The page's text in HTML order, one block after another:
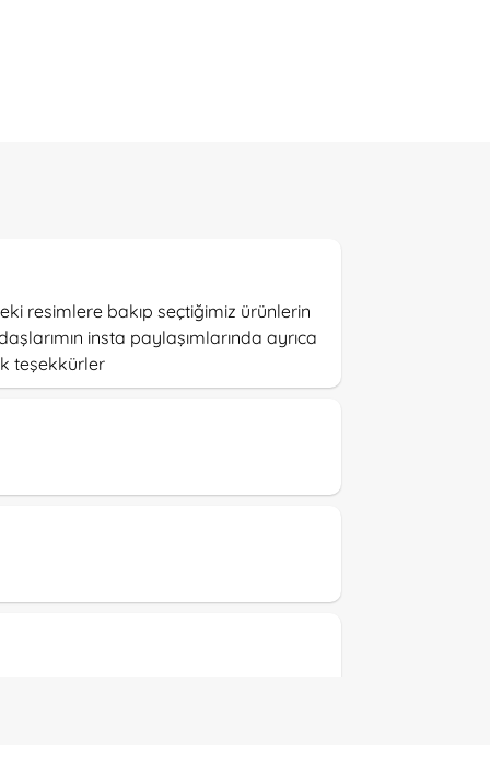
resimlere bakıp seçtiğimiz ürünlerin
insta paylaşımlarında ayrıca
teşekkürler